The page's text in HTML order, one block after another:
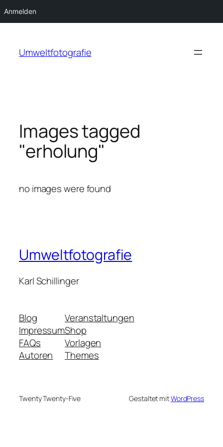
Anmelden
springen
Umweltfotografie
Images tagged
"erholung"
no images were found
Umweltfotografie
Karl Schillinger
Blog
Impressum
FAQs
Autoren
Veranstaltungen
Shop
Vorlagen
Themes
Twenty Twenty-Five Gestaltet mitWordPress